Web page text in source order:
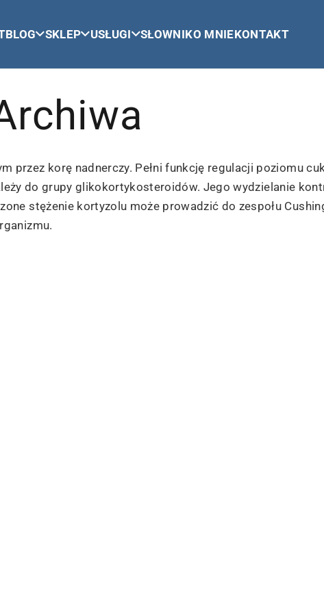
BLOG SKLEP USŁUGI SŁOWNIKO MNIEKONTAKT
przez korę nadnerczy. Pełni funkcję regulacji poziomu
do grupy glikokortykosteroidów. Jego wydzielanie
stężenie kortyzolu może prowadzić do zespołu